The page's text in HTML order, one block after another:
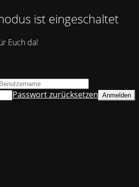
ist eingeschaltet
Euch da!
Passwort zurücksetzen